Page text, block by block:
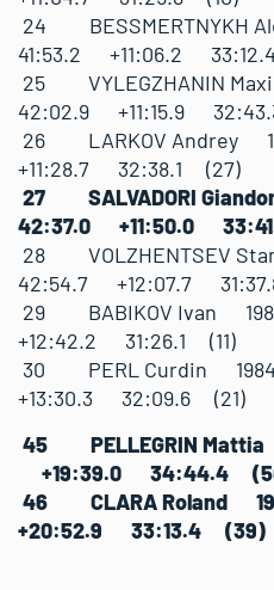
24 BESSMERTNYKH
41:53.2 +11:06.2
25 VYLEGZHANIN
42:02.9 +11:15.9
26 LARKOV Andrey
+11:28.7 32:38.1 (27)
27 SALVADORI
42:37.0 +11:50.0
28 VOLZHENTSEV
42:54.7 +12:07.7
29 BABIKOV Ivan
+12:42.2 31:26.1 (11)
30 PERL Curdin
+13:30.3 32:09.6 (21)
45 PELLEGRIN
+19:39.0 34:44.4
46 CLARA Roland
+20:52.9 33:13.4